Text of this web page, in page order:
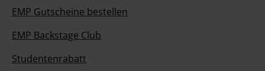
EMP Gutscheine bestellen
EMP Backstage Club
Studentenrabatt